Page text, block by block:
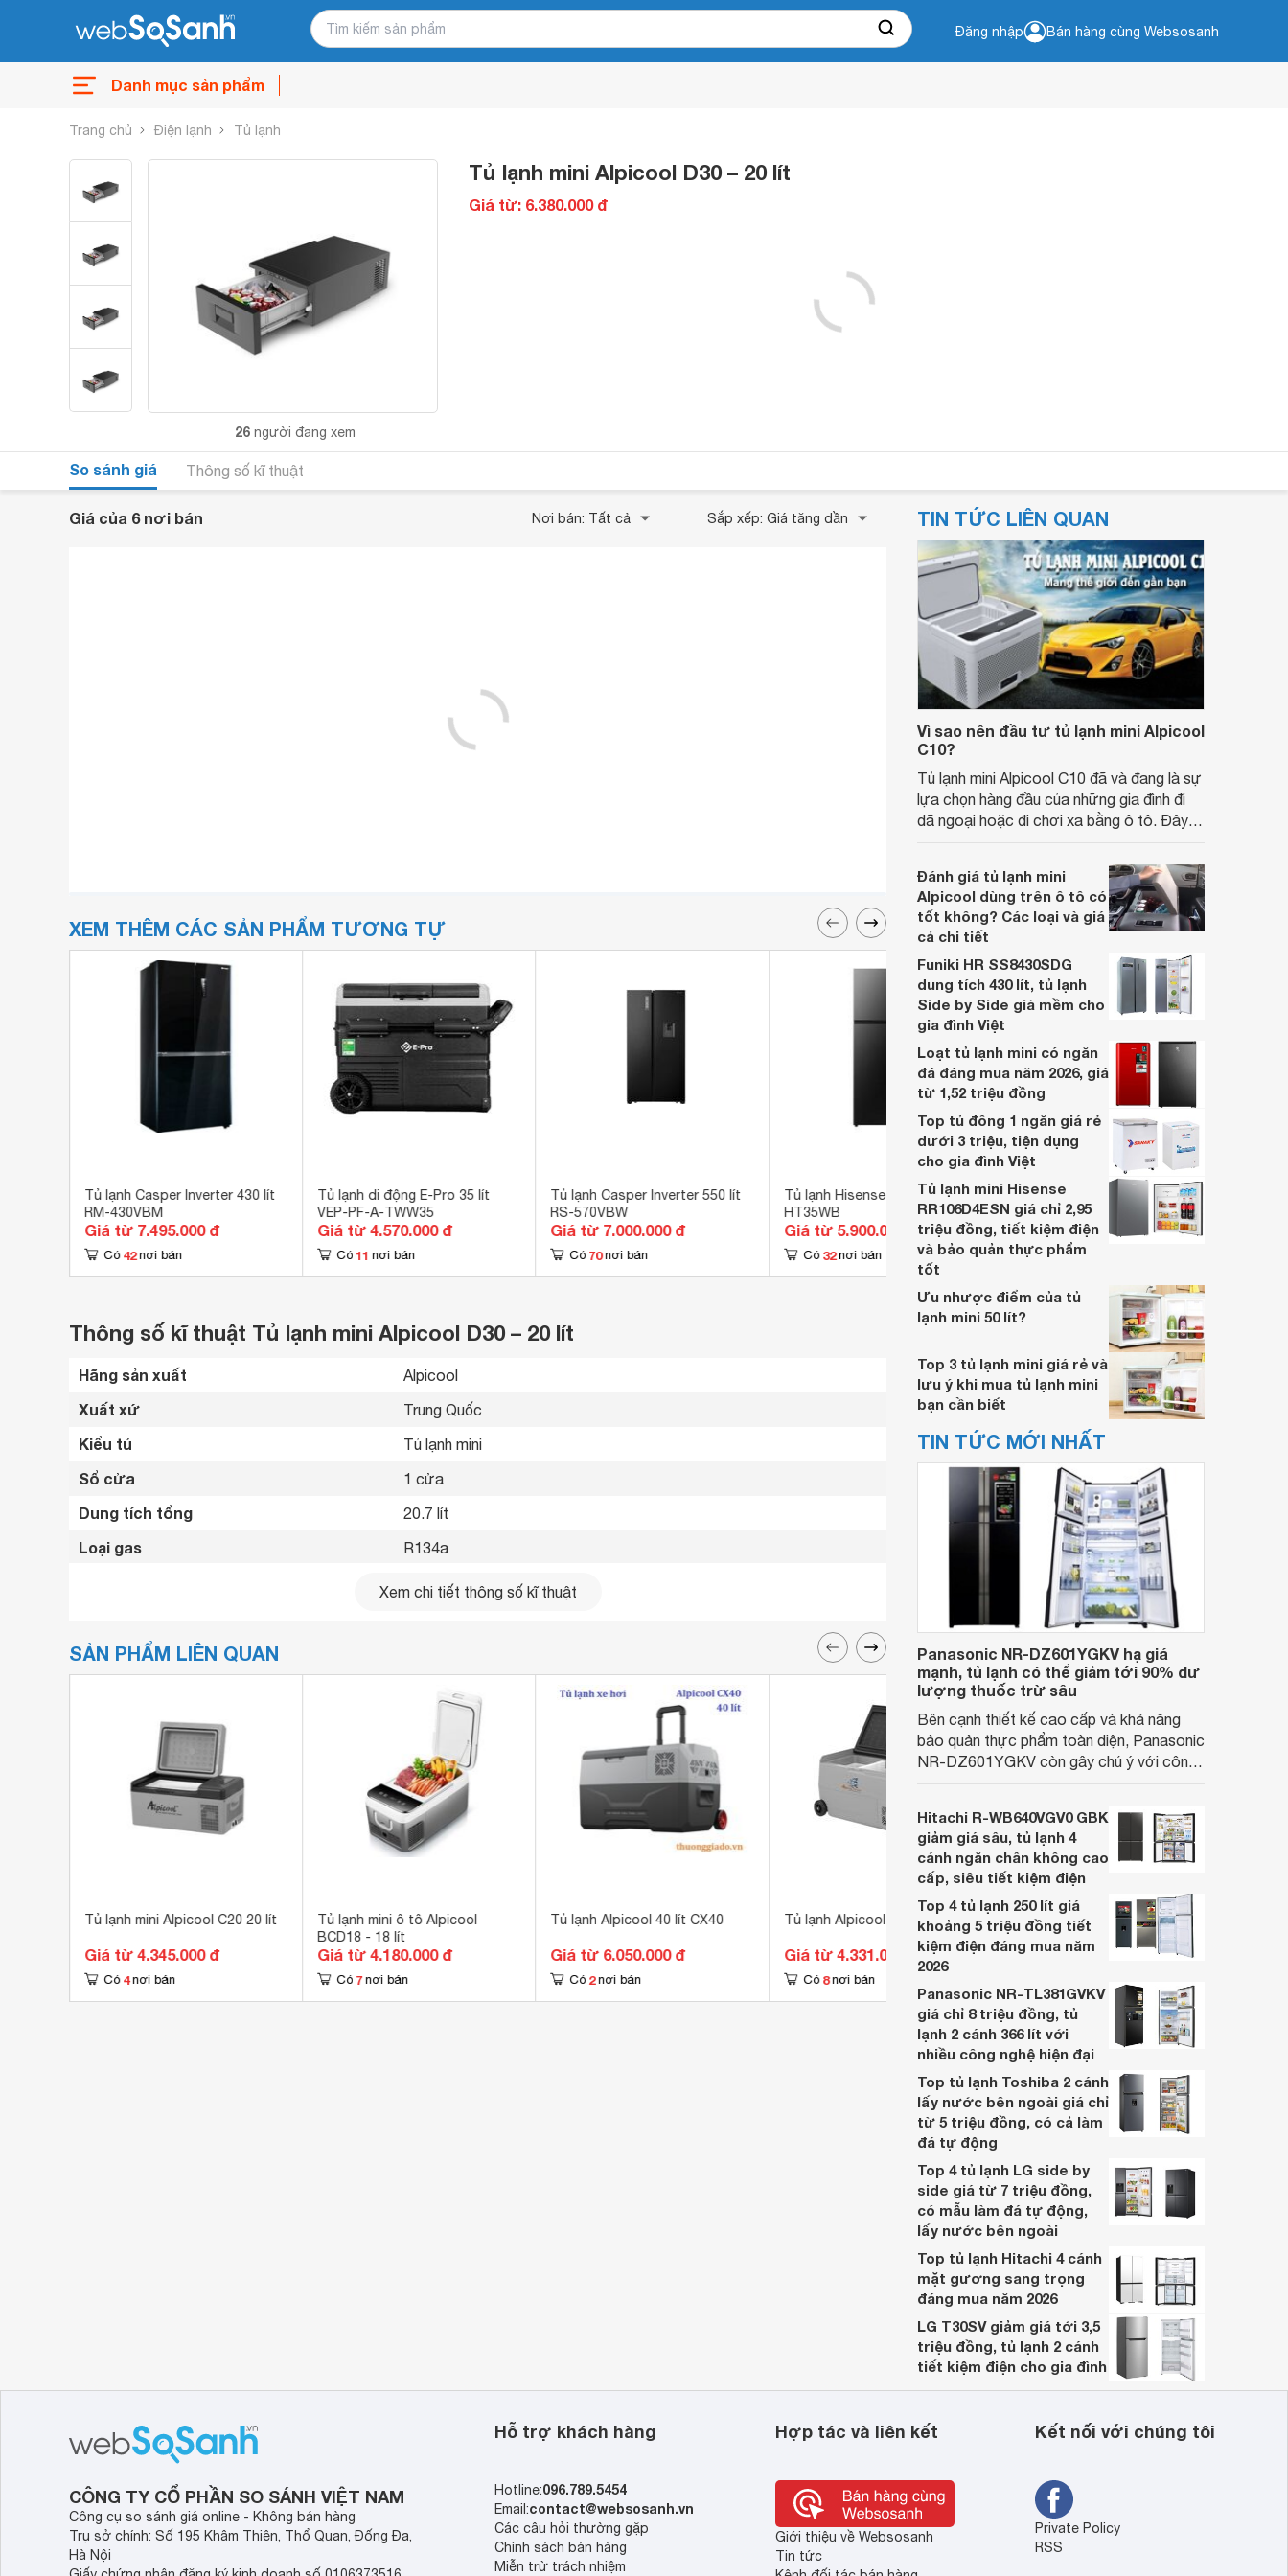
Đăng nhập Bán hàng cùng Websosanh
Danh mục sản phẩm
Trang chủ Điện lạnh Tủ lạnh
26 người đang xem
Tủ lạnh mini Alpicool D30 – 20 lít
Giá từ: 6.380.000 đ
So sánh giá Thông số kĩ thuật
Giá của 6 nơi bán Nơi bán: Tất cả Sắp xếp: Giá tăng dần
XEM THÊM CÁC SẢN PHẨM TƯƠNG TỰ
Tủ lạnh Casper Inverter 430 lít
RM-430VBM
Giá từ 7.495.000 đ
Có 42 nơi bán
Tủ lạnh di động E-Pro 35 lít
VEP-PF-A-TWW35
Giá từ 4.570.000 đ
Có 11 nơi bán
Tủ lạnh Casper Inverter 550 lít
RS-570VBW
Giá từ 7.000.000 đ
Có 70 nơi bán
Tủ lạnh Hisense Inverter 326 lít
HT35WB
Giá từ 5.900.000 đ
Có 32 nơi bán
Tủ lạnh Coex Inverter 255 lít RT-
4005BS
Giá từ 5.990.000 đ
Có 4 nơi bán
Thông số kĩ thuật Tủ lạnh mini Alpicool D30 – 20 lít
Hãng sản xuất Alpicool
Xuất xứ Trung Quốc
Kiểu tủ Tủ lạnh mini
Sổ cửa 1 cửa
Dung tích tổng 20.7 lít
Loại gas R134a
440 x 770 x 250 mm
Xem chi tiết thông số kĩ thuật
SẢN PHẨM LIÊN QUAN
Tủ lạnh mini Alpicool C20 20 lít
Giá từ 4.345.000 đ
Có 4 nơi bán
Tủ lạnh mini ô tô Alpicool
BCD18 - 18 lít
Giá từ 4.180.000 đ
Có 7 nơi bán
Tủ lạnh Alpicool 40 lít CX40
Giá từ 6.050.000 đ
Có 2 nơi bán
Tủ lạnh Alpicool 36 lít T36
Giá từ 4.331.000 đ
Có 8 nơi bán
Tủ lạnh Alpicool 22 lít G22
Giá từ 4.140.000 đ
TIN TỨC LIÊN QUAN
Vì sao nên đầu tư tủ lạnh mini Alpicool
C10?
Tủ lạnh mini Alpicool C10 đã và đang là sự
lựa chọn hàng đầu của những gia đình đi
dã ngoại hoặc đi chơi xa bằng ô tô. Đây là
hàng chưa nắm được thông tin cũng như
lý do đầu tư.
Đánh giá tủ lạnh mini
Alpicool dùng trên ô tô có
tốt không? Các loại và giá
cả chi tiết
Funiki HR SS8430SDG
dung tích 430 lít, tủ lạnh
Side by Side giá mềm cho
gia đình Việt
Loạt tủ lạnh mini có ngăn
đá đáng mua năm 2026, giá
từ 1,52 triệu đồng
Top tủ đông 1 ngăn giá rẻ
dưới 3 triệu, tiện dụng
cho gia đình Việt
Tủ lạnh mini Hisense
RR106D4ESN giá chỉ 2,95
triệu đồng, tiết kiệm điện
và bảo quản thực phẩm
tốt
Ưu nhược điểm của tủ
lạnh mini 50 lít?
Top 3 tủ lạnh mini giá rẻ và
lưu ý khi mua tủ lạnh mini
bạn cần biết
TIN TỨC MỚI NHẤT
Panasonic NR-DZ601YGKV hạ giá
mạnh, tủ lạnh có thể giảm tới 90% dư
lượng thuốc trừ sâu
Bên cạnh thiết kế cao cấp và khả năng
bảo quản thực phẩm toàn diện, Panasonic
NR-DZ601YGKV còn gây chú ý với công
lượng thuốc trừ sâu còn tồn đọng trên
thực phẩm.
Hitachi R-WB640VGV0 GBK
giảm giá sâu, tủ lạnh 4
cánh ngăn chân không cao
cấp, siêu tiết kiệm điện
Top 4 tủ lạnh 250 lít giá
khoảng 5 triệu đồng tiết
kiệm điện đáng mua năm
2026
Panasonic NR-TL381GVKV
giá chỉ 8 triệu đồng, tủ
lạnh 2 cánh 366 lít với
nhiều công nghệ hiện đại
Top tủ lạnh Toshiba 2 cánh
lấy nước bên ngoài giá chỉ
từ 5 triệu đồng, có cả làm
đá tự động
Top 4 tủ lạnh LG side by
side giá từ 7 triệu đồng,
có mẫu làm đá tự động,
lấy nước bên ngoài
Top tủ lạnh Hitachi 4 cánh
mặt gương sang trọng
đáng mua năm 2026
LG T30SV giảm giá tới 3,5
triệu đồng, tủ lạnh 2 cánh
tiết kiệm điện cho gia đình
CÔNG TY CỔ PHẦN SO SÁNH VIỆT NAM
Công cụ so sánh giá online - Không bán hàng
Trụ sở chính: Số 195 Khâm Thiên, Thổ Quan, Đống Đa,
Hà Nội
Hỗ trợ khách hàng
Hotline:096.789.5454
Email:contact@websosanh.vn
Các câu hỏi thường gặp
Chính sách bán hàng
Miễn trừ trách nhiệm
Hợp tác và liên kết
Giới thiệu về Websosanh
Tin tức
Kết nối với chúng tôi
Private Policy
RSS